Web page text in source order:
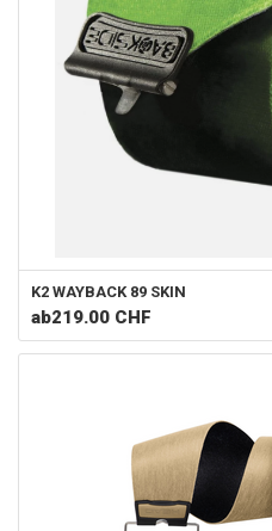
K2 WAYBACK 89 SKIN
ab219.00 CHF